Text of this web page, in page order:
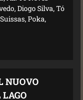
Diogo Silva, Tó
Poka,
NUOVO